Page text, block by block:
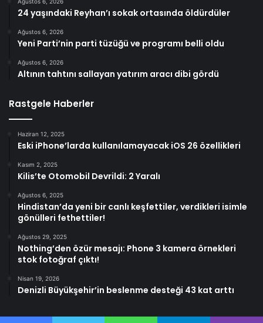
24 yaşındaki Reyhan’ı sokak ortasında öldürdüler
Ağustos 6, 2026
Yeni Parti’nin parti tüzüğü ve programı belli oldu
Ağustos 6, 2026
Altının tahtını sallayan yatırım aracı dibi gördü
Rastgele Haberler
Haziran 12, 2025
Eski iPhone’larda kullanılamayacak iOS 26 özellikleri
Kasım 2, 2025
Kilis’te Otomobil Devrildi: 2 Yaralı
Ağustos 6, 2025
Hindistan’da yeni bir canlı keşfettiler, verdikleri isimle
gönülleri fethettiler!
Ağustos 29, 2025
Nothing’den özür mesajı: Phone 3 kamera örnekleri
stok fotoğraf çıktı!
Nisan 19, 2026
Denizli Büyükşehir’in beslenme desteği 43 kat arttı